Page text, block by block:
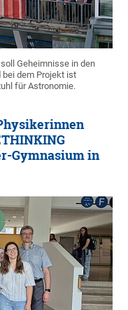
Geheimnisse in den
dem Projekt ist
für Astronomie.
Gymnasium in